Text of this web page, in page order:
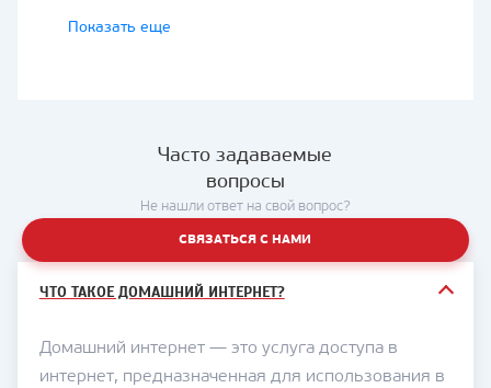
Приморского края.
Домашний интернет от «Подряда»
подходит для повседневных задач:
просмотра видео, работы с сайтами,
удаленной работы и домашнего ТВ.
На сайте можно выбрать тарифы для
Показать еще
Часто задаваемые
вопросы
Не нашли ответ на свой вопрос?
СВЯЗАТЬСЯ С НАМИ
ЧТО ТАКОЕ ДОМАШНИЙ ИНТЕРНЕТ?
Домашний интернет — это услуга доступа в
интернет, предназначенная для использования в